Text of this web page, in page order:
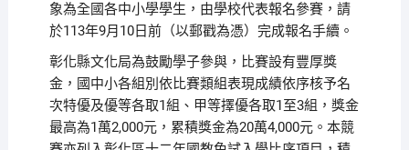
象為全國各中小學學生，由學校代表報名參賽，請
於113年9月10日前（以郵戳為憑）完成報名手續。
彰化縣文化局為鼓勵學子參與，比賽設有豐厚獎
金，國中小各組別依比賽類組表現成績依序核予名
次特優及優等各取1組、甲等擇優各取1至3組，獎金
最高為1萬2,000元，累積獎金為20萬4,000元。本競